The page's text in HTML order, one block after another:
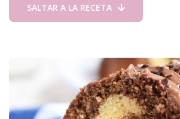
SALTAR A LA RECETA